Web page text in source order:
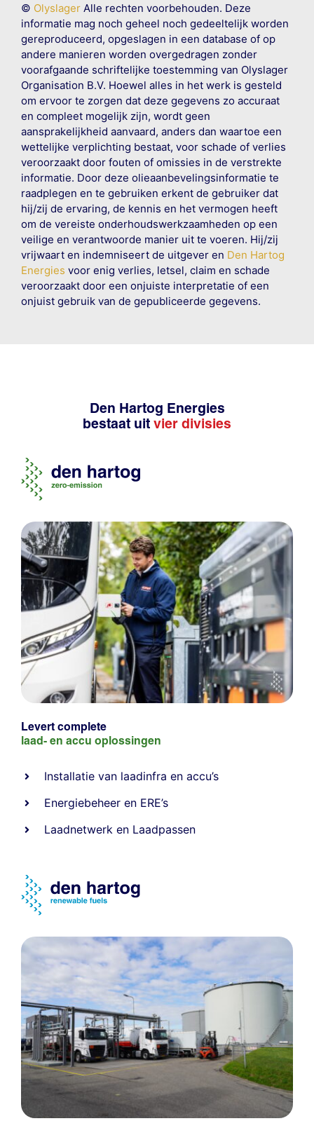
© OlyslagerAlle rechten voorbehouden. Deze
informatie mag noch geheel noch gedeeltelijk worden
gereproduceerd, opgeslagen in een database of op
andere manieren worden overgedragen zonder
voorafgaande schriftelijke toestemming van Olyslager
Organisation B.V. Hoewel alles in het werk is gesteld
om ervoor te zorgen dat deze gegevens zo accuraat
en compleet mogelijk zijn, wordt geen
aansprakelijkheid aanvaard, anders dan waartoe een
wettelijke verplichting bestaat, voor schade of verlies
veroorzaakt door fouten of omissies in de verstrekte
informatie. Door deze olieaanbevelingsinformatie te
raadplegen en te gebruiken erkent de gebruiker dat
hij/zij de ervaring, de kennis en het vermogen heeft
om de vereiste onderhoudswerkzaamheden op een
veilige en verantwoorde manier uit te voeren. Hij/zij
vrijwaart en indemniseert de uitgever en Den Hartog
Energies voor enig verlies, letsel, claim en schade
veroorzaakt door een onjuiste interpretatie of een
onjuist gebruik van de gepubliceerde gegevens.
Den Hartog Energies
bestaat uit vier divisies
Levert complete
laad- en accu oplossingen
Installatie van laadinfra en accu’s
Energiebeheer en ERE’s
Laadnetwerk en Laadpassen